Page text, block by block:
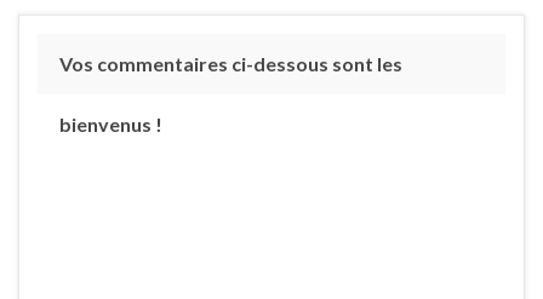
Vos commentaires ci-dessous sont les
bienvenus !